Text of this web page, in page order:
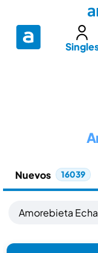
Nuevos 16039
Amorebieta